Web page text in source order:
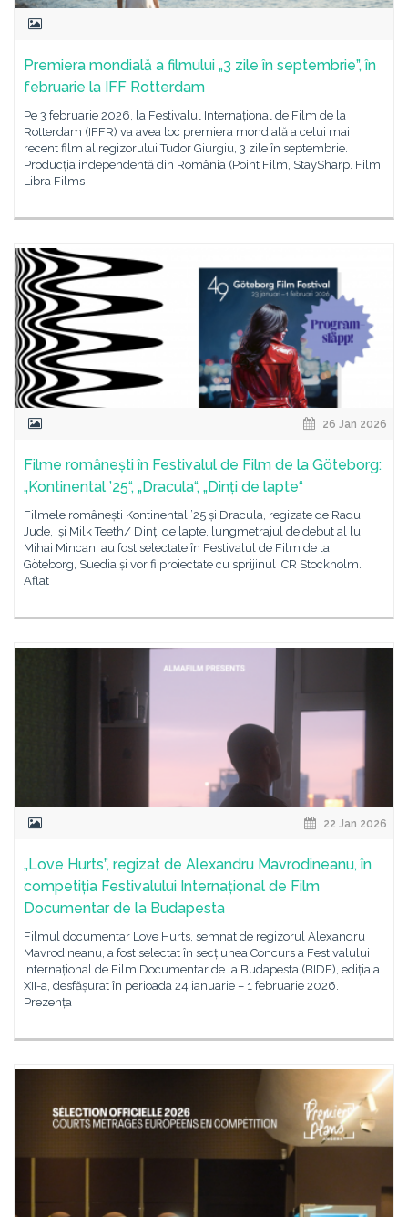
Premiera mondială a filmului „3 zile în septembrie”, în
februarie la IFF Rotterdam
Pe 3 februarie 2026, la Festivalul Internațional de Film de la
Rotterdam (IFFR) va avea loc premiera mondială a celui mai
recent film al regizorului Tudor Giurgiu, 3 zile în septembrie.
Producția independentă din România (Point Film, StaySharp. Film,
Libra Films
26 Jan 2026
Filme românești în Festivalul de Film de la Göteborg:
„Kontinental ’25“, „Dracula“, „Dinți de lapte“
Filmele românești Kontinental ’25 și Dracula, regizate de Radu
Jude, și Milk Teeth/ Dinți de lapte, lungmetrajul de debut al lui
Mihai Mincan, au fost selectate în Festivalul de Film de la
Göteborg, Suedia și vor fi proiectate cu sprijinul ICR Stockholm.
Aflat
22 Jan 2026
„Love Hurts”, regizat de Alexandru Mavrodineanu, în
competiția Festivalului Internațional de Film
Documentar de la Budapesta
Filmul documentar Love Hurts, semnat de regizorul Alexandru
Mavrodineanu, a fost selectat în secțiunea Concurs a Festivalului
Internațional de Film Documentar de la Budapesta (BIDF), ediția a
XII-a, desfășurat în perioada 24 ianuarie – 1 februarie 2026.
Prezența